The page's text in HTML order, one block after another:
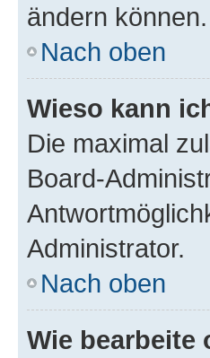
ändern können.
Nach oben
Wieso kann
Die maximal
Board-
Administrator.
Nach oben
Wie bearbeite